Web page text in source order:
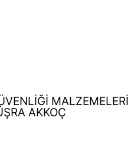
MALZEMELERİ
AKKOÇ